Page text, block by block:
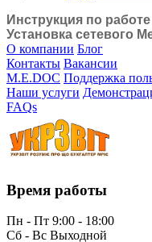
Инструкция по
Установка сетевого
О компании Блог
Контакты Вакансии
M.E.DOC Поддержка
Наши услуги
FAQs
Время работы
Пн - Пт 9:00 - 18:00
Сб - Вс Выходной